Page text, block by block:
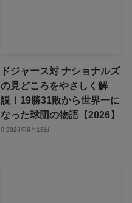
ドジャース対 ナショナルズ
の見どころをやさしく解
説！19勝31敗から世界一に
なった球団の物語【2026】
2026年6月18日